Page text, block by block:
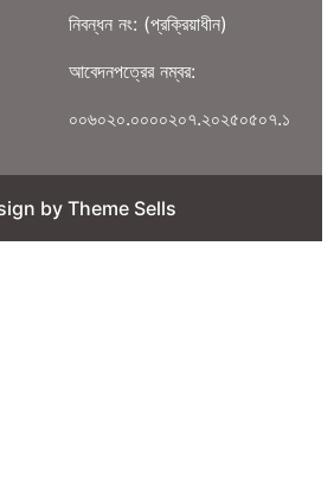
নিবন্ধন নং: (প্রক্রিয়াধীন)
আবেদনপত্রের নম্বর:
০০৬০২০.০০০০২০৭.২০২৫০৫০৭.১
by Theme Sells